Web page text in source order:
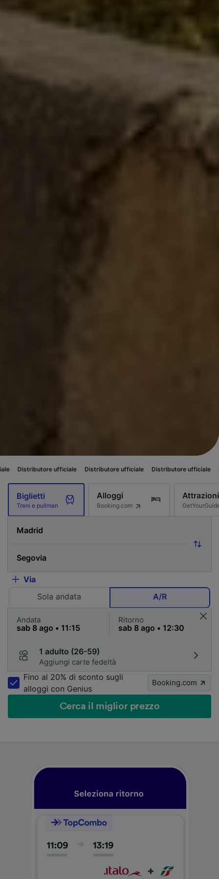
ufficiale Distributore ufficiale Distributore ufficiale Distributore
Biglietti
Treni e pullman
Alloggi
Booking.com
Attrazioni
Via
Sola andata
A/R
Andata Ritorno
1 adulto (26-59)
Aggiungi carte fedeltà
Fino al 20% di sconto sugli
alloggi con Genius
Booking.com
Cerca il miglior prezzo